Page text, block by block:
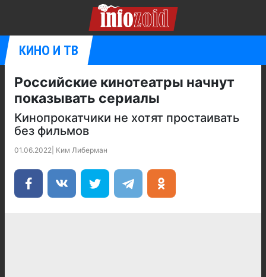
КИНО И ТВ
Российские кинотеатры начнут
показывать сериалы
Кинопрокатчики не хотят простаивать
без фильмов
01.06.2022 Ким Либерман